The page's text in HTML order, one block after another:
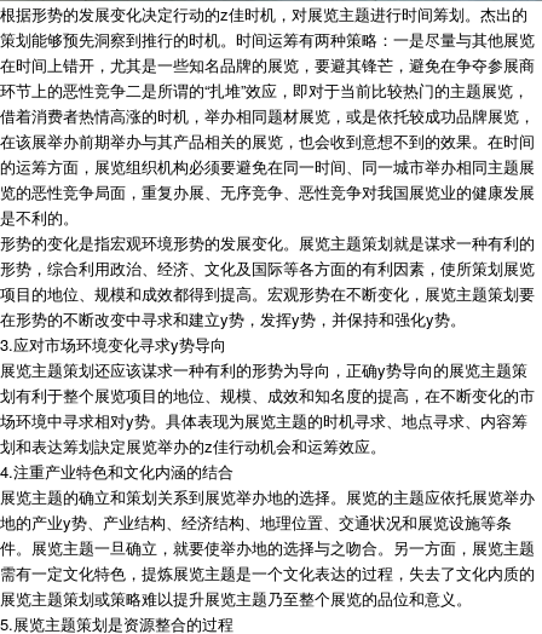
根据形势的发展变化决定行动的z佳时机，对展览主题进行时间筹划。杰出的
策划能够预先洞察到推行的时机。时间运筹有两种策略：一是尽量与其他展览
在时间上错开，尤其是一些知名品牌的展览，要避其锋芒，避免在争夺参展商
环节上的恶性竞争二是所谓的“扎堆”效应，即对于当前比较热门的主题展览，
借着消费者热情高涨的时机，举办相同题材展览，或是依托较成功品牌展览，
在该展举办前期举办与其产品相关的展览，也会收到意想不到的效果。在时间
的运筹方面，展览组织机构必须要避免在同一时间、同一城市举办相同主题展
览的恶性竞争局面，重复办展、无序竞争、恶性竞争对我国展览业的健康发展
是不利的。
形势的变化是指宏观环境形势的发展变化。展览主题策划就是谋求一种有利的
形势，综合利用政治、经济、文化及国际等各方面的有利因素，使所策划展览
项目的地位、规模和成效都得到提高。宏观形势在不断变化，展览主题策划要
在形势的不断改变中寻求和建立y势，发挥y势，并保持和强化y势。
3.应对市场环境变化寻求y势导向
展览主题策划还应该谋求一种有利的形势为导向，正确y势导向的展览主题策
划有利于整个展览项目的地位、规模、成效和知名度的提高，在不断变化的市
场环境中寻求相对y势。具体表现为展览主题的时机寻求、地点寻求、内容筹
划和表达筹划訣定展览举办的z佳行动机会和运筹效应。
4.注重产业特色和文化内涵的结合
展览主题的确立和策划关系到展览举办地的选择。展览的主题应依托展览举办
地的产业y势、产业结构、经济结构、地理位置、交通状况和展览设施等条
件。展览主题一旦确立，就要使举办地的选择与之吻合。另一方面，展览主题
需有一定文化特色，提炼展览主题是一个文化表达的过程，失去了文化内质的
展览主题策划或策略难以提升展览主题乃至整个展览的品位和意义。
5.展览主题策划是资源整合的过程